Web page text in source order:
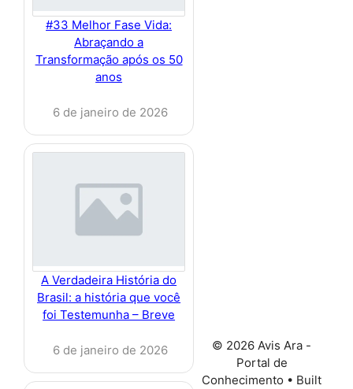
#33 Melhor Fase Vida:
Abraçando a
Transformação após os 50
anos
6 de janeiro de 2026
A Verdadeira História do
Brasil: a história que você
foi Testemunha – Breve
6 de janeiro de 2026
© 2026 Avis Ara -
Portal de
Conhecimento • Built